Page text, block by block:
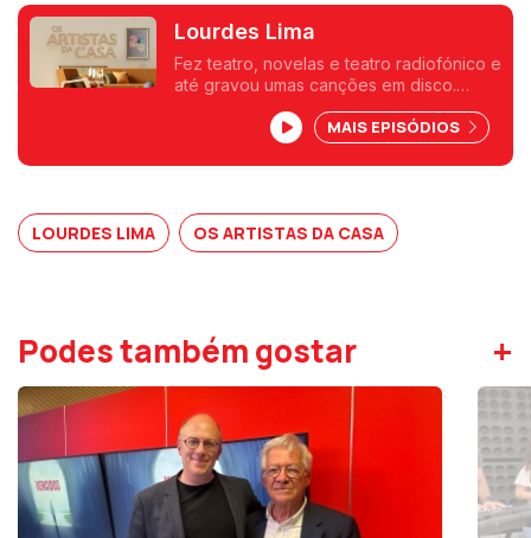
Lourdes Lima
Fez teatro, novelas e teatro radiofónico e
até gravou umas canções em disco.
1960 e foi também no teatro que se
apaixonou por Francisco Ribeiro.
MAIS EPISÓDIOS
LOURDES LIMA OS ARTISTAS DA CASA
Podes também gostar +